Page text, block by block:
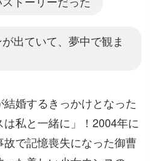
出ていて、夢中で観ま
婚するきっかけとなった
は私と一緒に」！2004年に
で記憶喪失になった御曹